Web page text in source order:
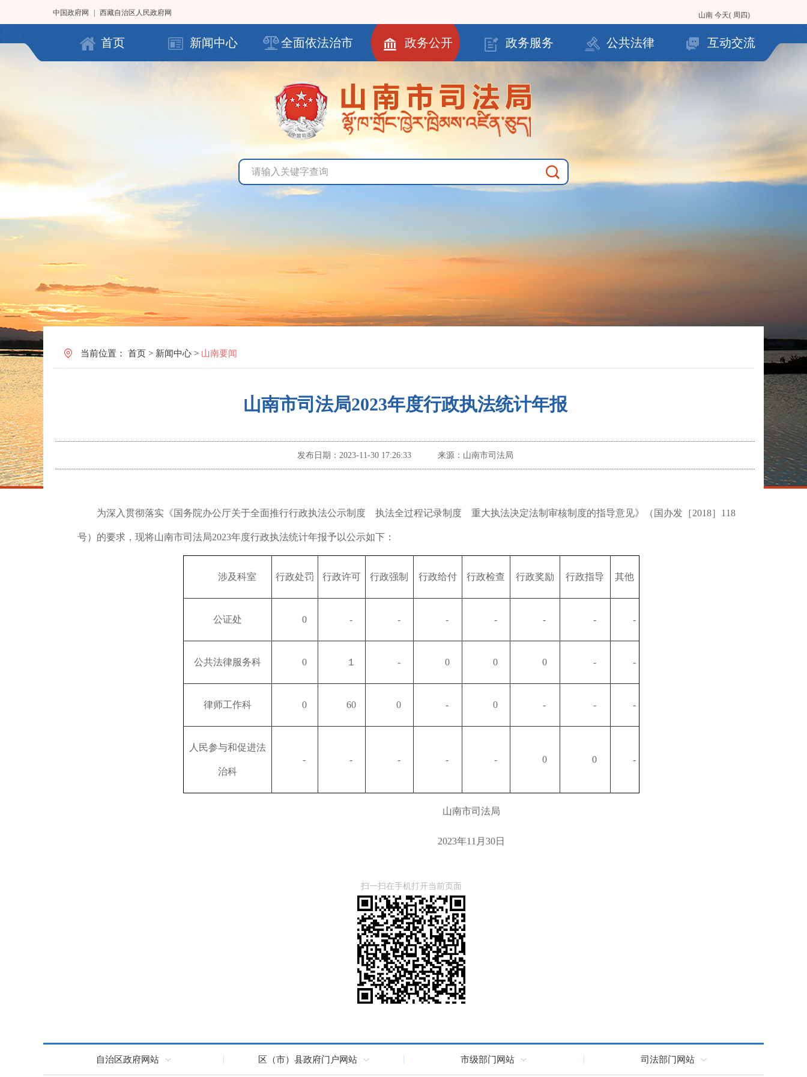
中国政府网 西藏自治区人民政府网 山南 今天( 周四)
首页 新闻中心 全面依法治市 政务公开 政务服务 公共法律 互动交流
当前位置： 首页 > 新闻中心 > 山南要闻
山南市司法局2023年度行政执法统计年报
发布日期： 2023-11-30 17:26:33 来源： 山南市司法局
为深入贯彻落实《国务院办公厅关于全面推行行政执法公示制度 执法全过程记录制度 重大执法决定法制审核制度的指导意见》（国办发［2018］118
号）的要求，现将山南市司法局2023年度行政执法统计年报予以公示如下：
涉及科室 行政处罚 行政许可 行政强制 行政给付 行政检查 行政奖励 行政指导 其他
公证处 0 - - - - - - -
公共法律服务科 0 １ - 0 0 0 - -
律师工作科 0 60 0 - 0 - - -
人民参与和促进法
治科
- - - - - 0 0 -
山南市司法局
2023年11月30日
扫一扫在手机打开当前页面
自治区政府网站 区（市）县政府门户网站 市级部门网站 司法部门网站